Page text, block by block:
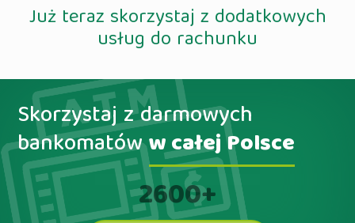
Już teraz skorzystaj z dodatkowych
usług do rachunku
Skorzystaj z darmowych
bankomatóww całej Polsce
2600+